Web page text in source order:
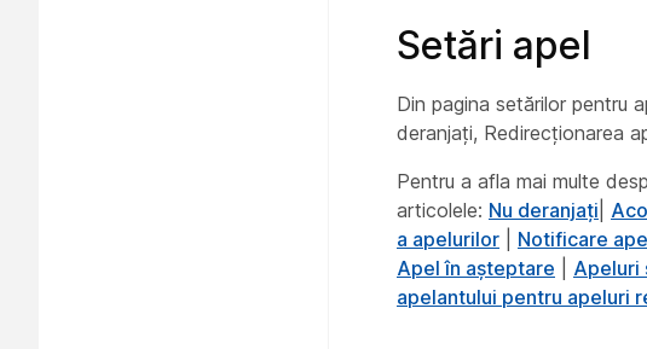
Setări apel
Din pagina setărilor pentru
deranjați, Redirecționarea
Pentru a afla mai multe
articolele: Nu deranjați
a apelurilor
Notificare
Apel în așteptare
Apeluri
apelantului pentru apeluri